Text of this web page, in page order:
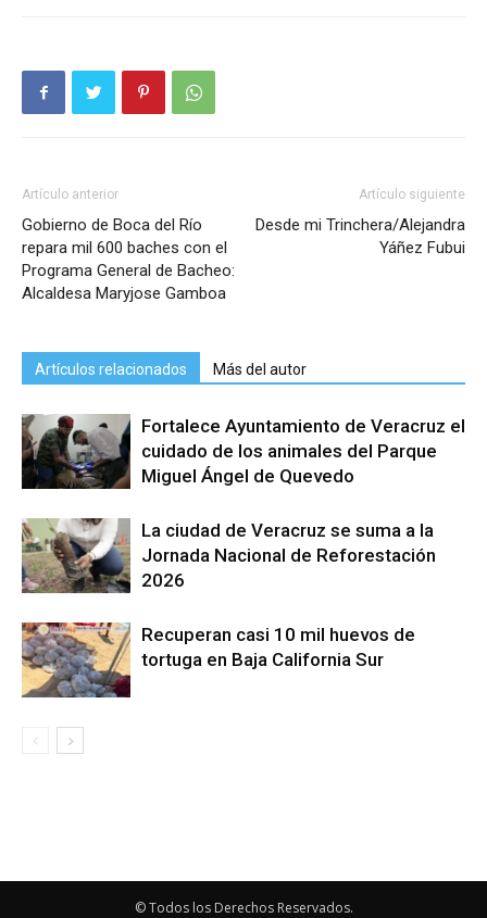
Artículo anterior
Gobierno de Boca del Río
repara mil 600 baches con el
Programa General de Bacheo:
Alcaldesa Maryjose Gamboa
Artículo siguiente
Desde mi Trinchera/Alejandra
Yáñez Fubui
Artículos relacionados Más del autor
Fortalece Ayuntamiento de Veracruz el
cuidado de los animales del Parque
Miguel Ángel de Quevedo
La ciudad de Veracruz se suma a la
Jornada Nacional de Reforestación
2026
Recuperan casi 10 mil huevos de
tortuga en Baja California Sur
© Todos los Derechos Reservados.